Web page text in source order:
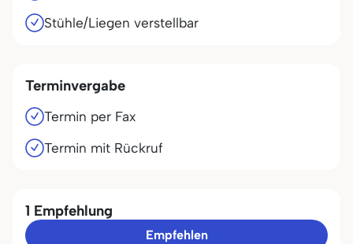
Stühle/Liegen verstellbar
Terminvergabe
Termin per Fax
Termin mit Rückruf
1 Empfehlung
Empfehlen